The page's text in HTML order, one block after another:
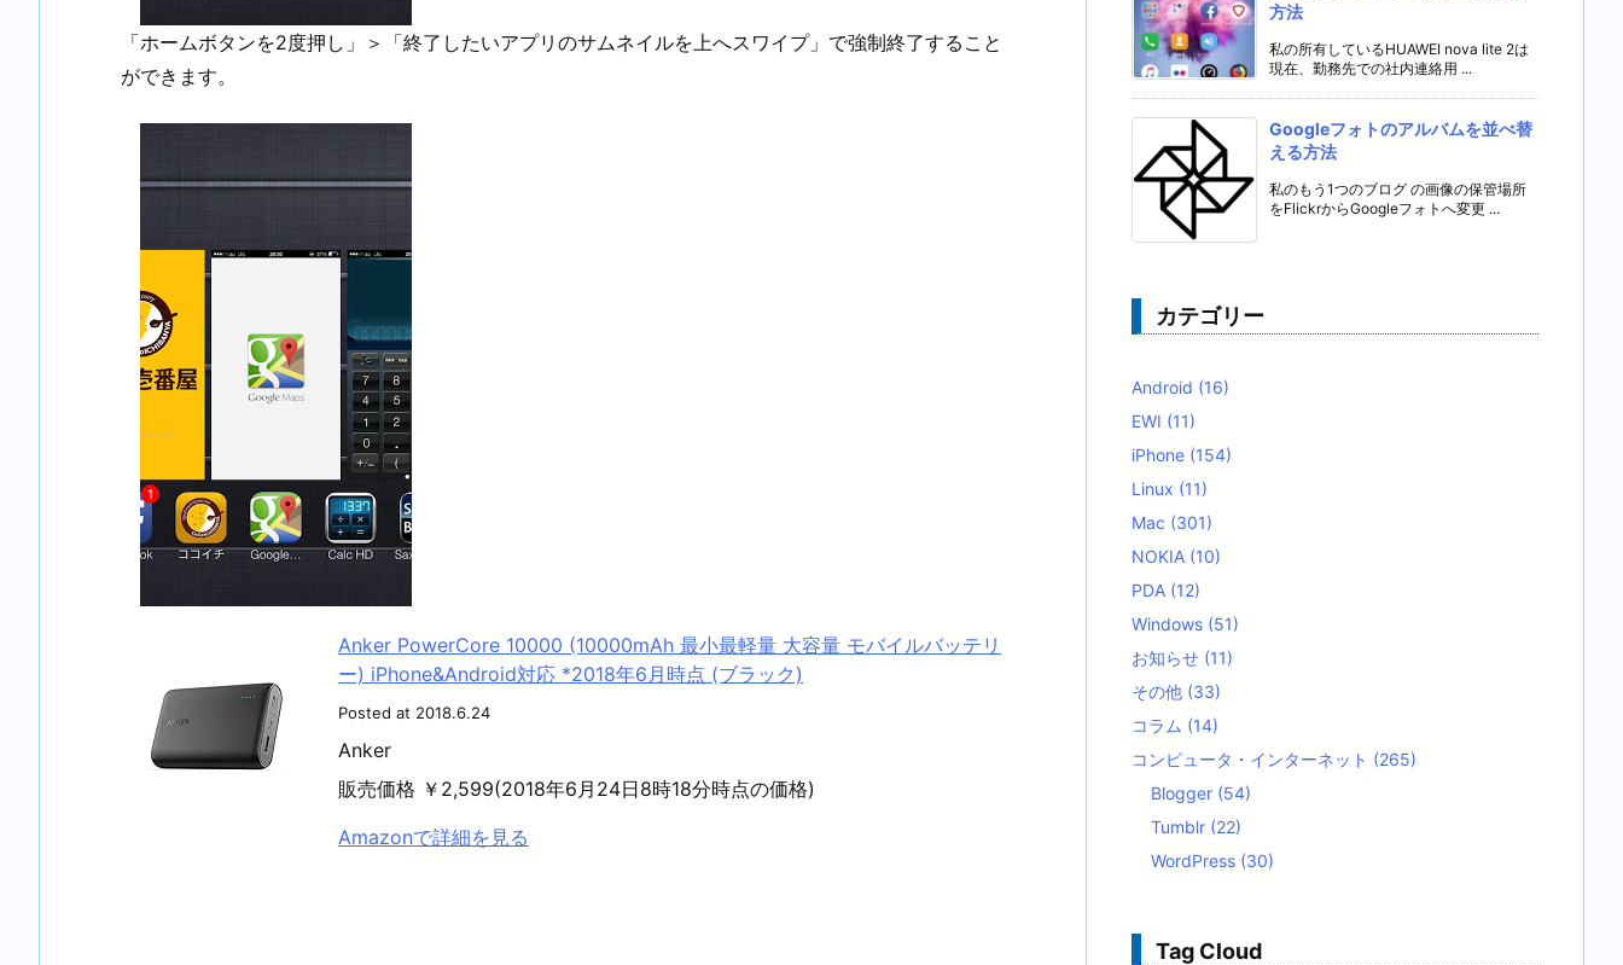
「ホームボタンを2度押し」＞「終了したいアプリのサムネイルを上へスワイプ」で強制終了すること
ができます。
Anker PowerCore 10000 (10000mAh 最小最軽量 大容量 モバイルバッテリ
ー) iPhone&Android対応 *2018年6月時点 (ブラック)
Posted at 2018.6.24
Anker
販売価格 ￥2,599(2018年6月24日8時18分時点の価格)
Amazonで詳細を見る
方法
私の所有しているHUAWEI nova lite 2は
現在、勤務先での社内連絡用 ...
Googleフォトのアルバムを並べ替
える方法
私のもう1つのブログ の画像の保管場所
をFlickrからGoogleフォトへ変更 ...
カテゴリー
Android (16)
EWI (11)
iPhone (154)
Linux (11)
Mac (301)
NOKIA (10)
PDA (12)
Windows (51)
お知らせ (11)
その他 (33)
コラム (14)
コンピュータ・インターネット (265)
Blogger (54)
Tumblr (22)
WordPress (30)
Tag Cloud